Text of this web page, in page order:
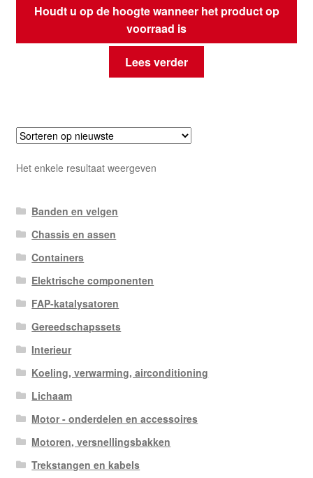
Houdt u op de hoogte wanneer het product op
voorraad is
Lees verder
Het enkele resultaat weergeven
Banden en velgen
Chassis en assen
Containers
Elektrische componenten
FAP-katalysatoren
Gereedschapssets
Interieur
Koeling, verwarming, airconditioning
Lichaam
Motor - onderdelen en accessoires
Motoren, versnellingsbakken
Trekstangen en kabels